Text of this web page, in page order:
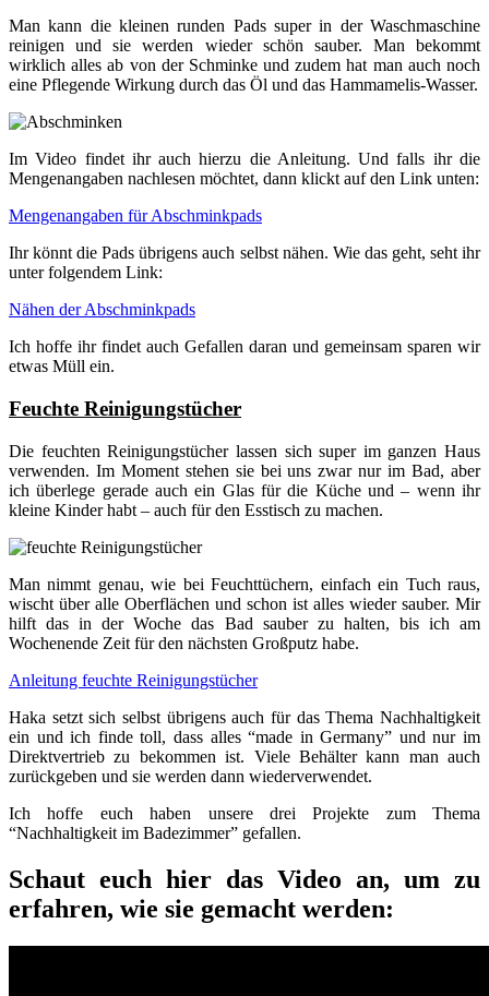
Man kann die kleinen runden Pads super in der Waschmaschine
reinigen und sie werden wieder schön sauber. Man bekommt
wirklich alles ab von der Schminke und zudem hat man auch noch
eine Pflegende Wirkung durch das Öl und das Hammamelis-Wasser.
Im Video findet ihr auch hierzu die Anleitung. Und falls ihr die
Mengenangaben nachlesen möchtet, dann klickt auf den Link unten:
Mengenangaben für Abschminkpads
Ihr könnt die Pads übrigens auch selbst nähen. Wie das geht, seht ihr
unter folgendem Link:
Nähen der Abschminkpads
Ich hoffe ihr findet auch Gefallen daran und gemeinsam sparen wir
etwas Müll ein.
Feuchte Reinigungstücher
Die feuchten Reinigungstücher lassen sich super im ganzen Haus
verwenden. Im Moment stehen sie bei uns zwar nur im Bad, aber
ich überlege gerade auch ein Glas für die Küche und – wenn ihr
kleine Kinder habt – auch für den Esstisch zu machen.
Man nimmt genau, wie bei Feuchttüchern, einfach ein Tuch raus,
wischt über alle Oberflächen und schon ist alles wieder sauber. Mir
hilft das in der Woche das Bad sauber zu halten, bis ich am
Wochenende Zeit für den nächsten Großputz habe.
Anleitung feuchte Reinigungstücher
Haka setzt sich selbst übrigens auch für das Thema Nachhaltigkeit
ein und ich finde toll, dass alles “made in Germany” und nur im
Direktvertrieb zu bekommen ist. Viele Behälter kann man auch
zurückgeben und sie werden dann wiederverwendet.
Ich hoffe euch haben unsere drei Projekte zum Thema
“Nachhaltigkeit im Badezimmer” gefallen.
Schaut euch hier das Video an, um zu
erfahren, wie sie gemacht werden: